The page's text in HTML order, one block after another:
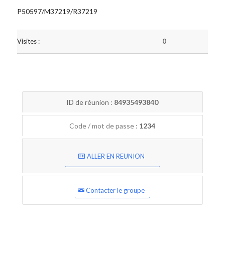
P50597/M37219/R37219
Visites : 0
ID de réunion : 84935493840
Code / mot de passe : 1234
ALLER EN REUNION
Contacter le groupe